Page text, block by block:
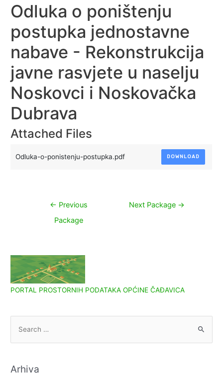
Odluka o poništenju
postupka jednostavne
nabave - Rekonstrukcija
javne rasvjete u naselju
Noskovci i Noskovačka
Dubrava
Attached Files
Odluka-o-ponistenju-postupka.pdf DOWNLOAD
Navigacija
← Previous
Package
Next Package →
PORTAL PROSTORNIH PODATAKA OPĆINE ČAĐAVICA
Arhiva